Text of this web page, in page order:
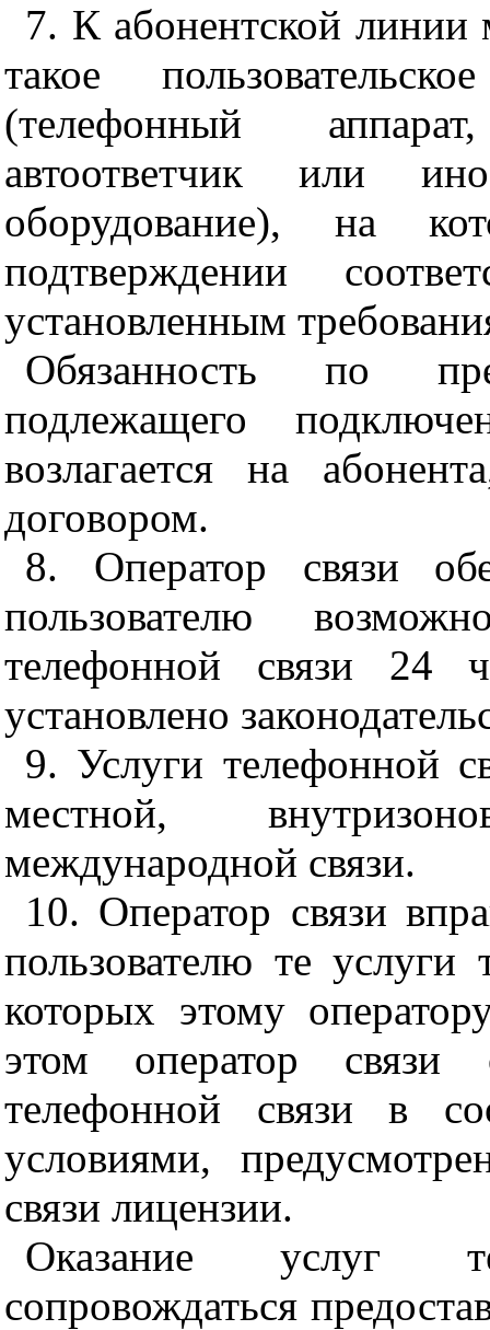
7. К абонентской линии
такое
(телефонный
автоответчик или
оборудование), на
подтверждении
установленным
Обязанность по
подлежащего
возлагается на
договором.
8. Оператор связи
пользователю
телефонной связи 24
установлено
9. Услуги телефонной
местной,
международной связи.
10. Оператор связи
пользователю те услуги
которых этому
этом оператор связи
телефонной связи в
условиями,
связи лицензии.
Оказание услуг
сопровождаться